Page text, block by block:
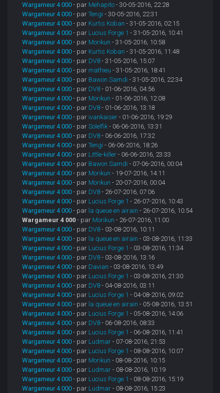
Wargameur 4 000 - par Mehapito - 30-05-2016, 22:28
Wargameur 4 000 - parTengi - 30-05-2016, 22:31
Wargameur 4 000 - par Kurtis Koban - 31-05-2016, 02:15
Wargameur 4 000 - par Lucius Forge 1 - 31-05-2016, 10:41
Wargameur 4 000 - par Morikun - 31-05-2016, 10:58
Wargameur 4 000 - par Kurtis Koban - 31-05-2016, 11:48
Wargameur 4 000 - par DV8 - 31-05-2016, 15:07
Wargameur 4 000 - par mathieu - 31-05-2016, 18:41
Wargameur 4 000 - par Bawon Samdi - 31-05-2016, 22:34
Wargameur 4 000 - par DV8 - 01-06-2016, 04:56
Wargameur 4 000 - par Morikun - 01-06-2016, 12:08
Wargameur 4 000 - par DV8 - 01-06-2016, 13:18
Wargameur 4 000 - par ivankaiser - 01-06-2016, 19:29
Wargameur 4 000 - parSolelfik - 06-06-2016, 13:31
Wargameur 4 000 - par DV8 - 06-06-2016, 17:32
Wargameur 4 000 - parTengi - 06-06-2016, 18:26
Wargameur 4 000 - par Little-killer - 06-06-2016, 23:33
Wargameur 4 000 - par Bawon Samdi - 07-06-2016, 00:04
Wargameur 4 000 - par Morikun - 19-07-2016, 14:11
Wargameur 4 000 - par Morikun - 20-07-2016, 00:04
Wargameur 4 000 - par DV8 - 26-07-2016, 07:06
Wargameur 4 000 - par Lucius Forge 1 - 26-07-2016, 10:43
Wargameur 4 000 - par la queue en airain - 26-07-2016, 10:54
Wargameur 4 000 - par Morikun - 26-07-2016, 11:00
Wargameur 4 000 - par DV8 - 03-08-2016, 10:11
Wargameur 4 000 - par la queue en airain - 03-08-2016, 11:33
Wargameur 4 000 - par Lucius Forge 1 - 03-08-2016, 11:34
Wargameur 4 000 - par DV8 - 03-08-2016, 13:16
Wargameur 4 000 - par Davian - 03-08-2016, 13:49
Wargameur 4 000 - par Lucius Forge 1 - 03-08-2016, 21:30
Wargameur 4 000 - par DV8 - 04-08-2016, 03:11
Wargameur 4 000 - par Lucius Forge 1 - 04-08-2016, 09:02
Wargameur 4 000 - par la queue en airain - 05-08-2016, 13:51
Wargameur 4 000 - par Lucius Forge 1 - 05-08-2016, 14:06
Wargameur 4 000 - par DV8 - 06-08-2016, 08:33
Wargameur 4 000 - par Lucius Forge 1 - 06-08-2016, 11:41
Wargameur 4 000 - par Ludmar - 07-08-2016, 21:53
Wargameur 4 000 - par Lucius Forge 1 - 08-08-2016, 10:07
Wargameur 4 000 - par Morikun - 08-08-2016, 10:15
Wargameur 4 000 - par Ludmar - 08-08-2016, 10:19
Wargameur 4 000 - par Lucius Forge 1 - 08-08-2016, 15:19
Wargameur 4 000 - par Ludmar - 08-08-2016, 15:23